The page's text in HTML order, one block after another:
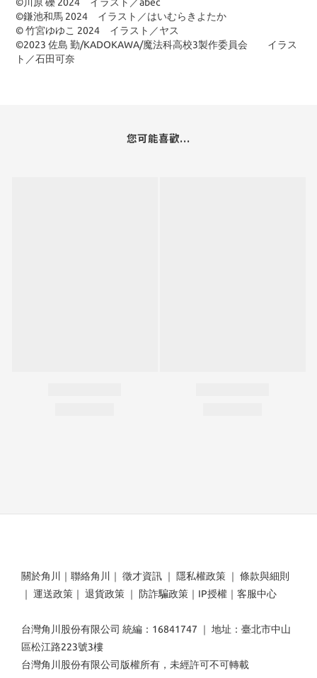
©川原 礫 2024 イラスト／abec
©鎌池和馬 2024 イラスト／はいむらきよたか
© 竹宮ゆゆこ 2024 イラスト／ヤス
©2023 佐島 勤/KADOKAWA/魔法科高校3製作委員会 イラス
ト／石田可奈
您可能喜歡...
關於角川 ｜ 聯絡角川 ｜ 徵才資訊 ｜ 隱私權政策 ｜ 條款與細則
｜ 運送政策 ｜ 退貨政策 ｜ 防詐騙政策 ｜ IP授權 ｜ 客服中心
台灣角川股份有限公司 統編：16841747 ｜ 地址：臺北市中山
區松江路223號3樓
台灣角川股份有限公司版權所有，未經許可不可轉載